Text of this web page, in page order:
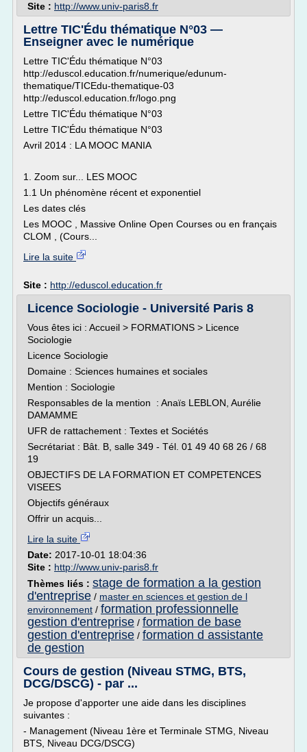
Site : http://www.univ-paris8.fr
Lettre TIC'Édu thématique N°03 —
Enseigner avec le numérique
Lettre TIC'Édu thématique N°03
http://eduscol.education.fr/numerique/edunum-
thematique/TICEdu-thematique-03
http://eduscol.education.fr/logo.png
Lettre TIC'Édu thématique N°03
Lettre TIC'Édu thématique N°03
Avril 2014 : LA MOOC MANIA
1. Zoom sur... LES MOOC
1.1 Un phénomène récent et exponentiel
Les dates clés
Les MOOC , Massive Online Open Courses ou en français
CLOM , (Cours...
Lire la suite
Site : http://eduscol.education.fr
Licence Sociologie - Université Paris 8
Vous êtes ici : Accueil > FORMATIONS > Licence
Sociologie
Licence Sociologie
Domaine : Sciences humaines et sociales
Mention : Sociologie
Responsables de la mention : Anaïs LEBLON, Aurélie
DAMAMME
UFR de rattachement : Textes et Sociétés
Secrétariat : Bât. B, salle 349 - Tél. 01 49 40 68 26 / 68
19
OBJECTIFS DE LA FORMATION ET COMPETENCES
VISEES
Objectifs généraux
Offrir un acquis...
Lire la suite
Date: 2017-10-01 18:04:36
Site : http://www.univ-paris8.fr
Thèmes liés : stage de formation a la gestion
d'entreprise / master en sciences et gestion de l
environnement / formation professionnelle
gestion d'entreprise / formation de base
gestion d'entreprise / formation d assistante
de gestion
Cours de gestion (Niveau STMG, BTS,
DCG/DSCG) - par ...
Je propose d'apporter une aide dans les disciplines
suivantes :
- Management (Niveau 1ère et Terminale STMG, Niveau
BTS, Niveau DCG/DSCG)